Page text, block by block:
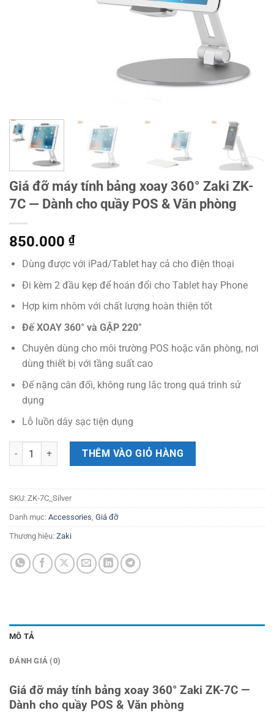
Giá đỡ máy tính bảng xoay 360° Zaki ZK-
7C — Dành cho quầy POS & Văn phòng
850.000 ₫
Dùng được với iPad/Tablet hay cả cho điện thoại
Đi kèm 2 đầu kẹp để hoán đổi cho Tablet hay Phone
Hợp kim nhôm với chất lượng hoàn thiện tốt
Đế XOAY 360° và GẬP 220°
Chuyên dùng cho môi trường POS hoặc văn phòng, nơi
dùng thiết bị với tầng suất cao
Đế nặng cân đối, không rung lắc trong quá trình sử
dụng
Lỗ luồn dây sạc tiện dụng
Giá đỡ máy tính bảng xoay 360° Zaki ZK-7C — Dành cho quầy POS
THÊM VÀO GIỎ HÀNG
SKU: ZK-7C_Silver
Danh mục: Accessories, Giá đỡ
Thương hiệu: Zaki
MÔ TẢ
ĐÁNH GIÁ (0)
Giá đỡ máy tính bảng xoay 360° Zaki ZK-7C —
Dành cho quầy POS & Văn phòng